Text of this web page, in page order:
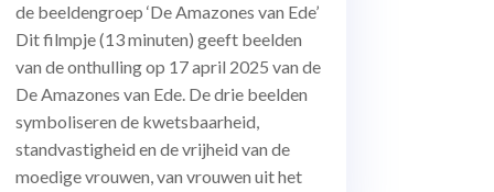
de beeldengroep ‘De Amazones van Ede’
Dit filmpje (13 minuten) geeft beelden
van de onthulling op 17 april 2025 van de
De Amazones van Ede. De drie beelden
symboliseren de kwetsbaarheid,
standvastigheid en de vrijheid van de
moedige vrouwen, van vrouwen uit het